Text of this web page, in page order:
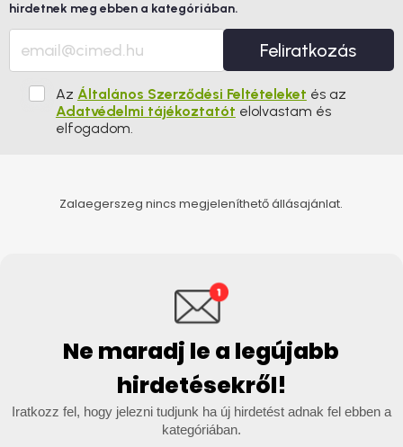
hirdetnek meg ebben a kategóriában.
Feliratkozás
Az Általános Szerződési Feltételeket és az
Adatvédelmi tájékoztatót elolvastam és
elfogadom.
Zalaegerszeg nincs megjeleníthető állásajánlat.
Ne maradj le a legújabb
hirdetésekről!
Iratkozz fel, hogy jelezni tudjunk ha új hirdetést adnak fel ebben a
kategóriában.